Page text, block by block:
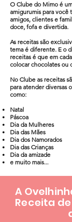
O Clube do Mimo é
amigurumis para você
amigos, clientes e
doce, fofa e divertida.
As receitas são
tema é diferente. E o
receitas é que em
colocar chocolates ou
No Clube as receitas
para atender diversas
como:
Natal
Páscoa
Dia da Mulheres
Dia das Mães
Dia dos Namorados
Dia das Crianças
Dia da amizade
e muito mais...
A
Receita